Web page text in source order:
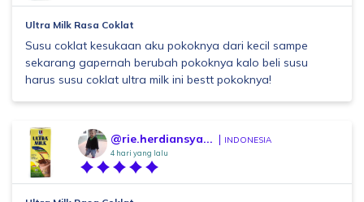
Ultra Milk Rasa Coklat
Susu coklat kesukaan aku pokoknya dari kecil sampe
sekarang gapernah berubah pokoknya kalo beli susu
harus susu coklat ultra milk ini bestt pokoknya!
@rie.herdiansya... INDONESIA
4 hari yang lalu